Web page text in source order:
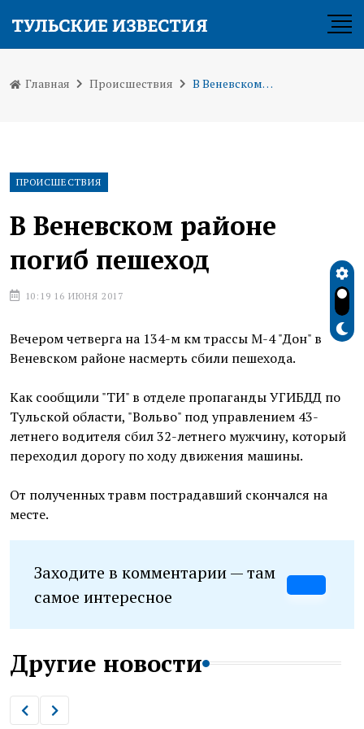
Главная Происшествия В Веневском районе погиб пешеход
ПРОИСШЕСТВИЯ
В Веневском районе
погиб пешеход
10:19 16 ИЮНЯ 2017
Вечером четверга на 134-м км трассы М-4 "Дон" в
Веневском районе насмерть сбили пешехода.
Как сообщили "ТИ" в отделе пропаганды УГИБДД по
Тульской области, "Вольво" под управлением 43-
летнего водителя сбил 32-летнего мужчину, который
переходил дорогу по ходу движения машины.
От полученных травм пострадавший скончался на
месте.
Заходите в комментарии — там
самое интересное
Другие новости